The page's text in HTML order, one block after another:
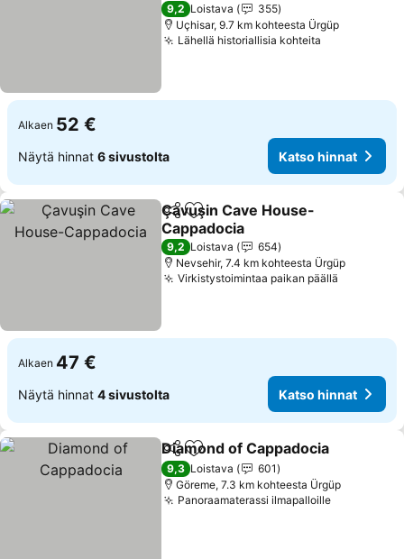
9,2 Loistava
355
Uçhisar, 9.7 km kohteesta Ürgüp
Lähellä historiallisia kohteita
Alkaen 52 €
Näytä hinnat 6 sivustolta Katso hinnat
Jaa Lisää suosikkeihin
Çavuşin Cave House-
Cappadocia
9,2 Loistava
654
Nevsehir, 7.4 km kohteesta Ürgüp
Virkistystoimintaa paikan päällä
Alkaen 47 €
Näytä hinnat 4 sivustolta Katso hinnat
Jaa Lisää suosikkeihin
Diamond of Cappadocia
9,3 Loistava
601
Göreme, 7.3 km kohteesta Ürgüp
Panoraamaterassi ilmapalloille